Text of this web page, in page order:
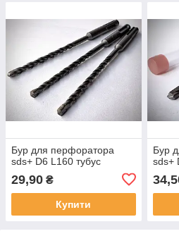
Бур для перфоратора
sds+ D6 L160 тубус
29,90 ₴
Купити
Бур
sds+